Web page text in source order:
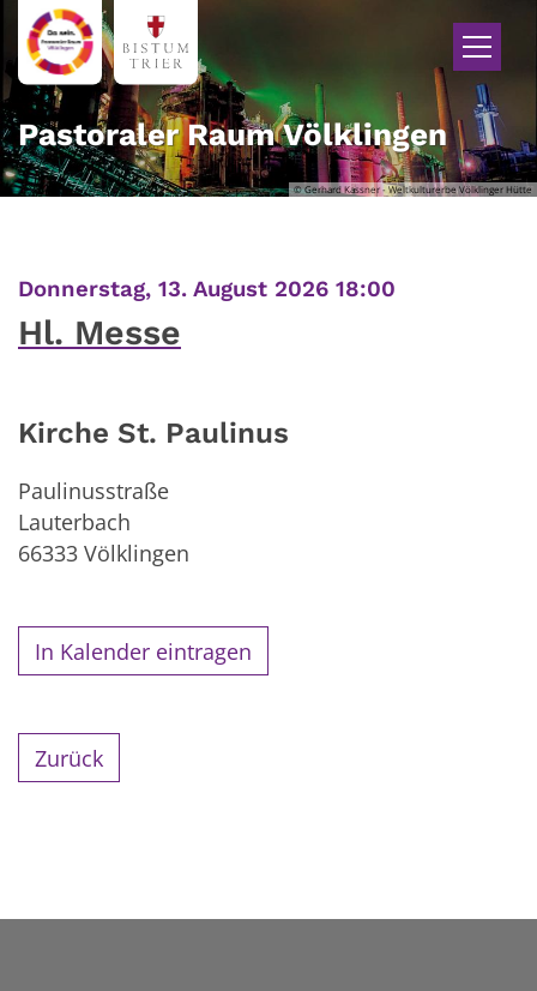
Zum Inhalt springen
© Gerhard Kassner - Weltkulturerbe Völklinger Hütte
Pastoraler Raum Völklingen
Donnerstag, 13. August 2026 18:00
Hl. Messe
Kirche St. Paulinus
Paulinusstraße
Lauterbach
66333 Völklingen
In Kalender eintragen
Zurück